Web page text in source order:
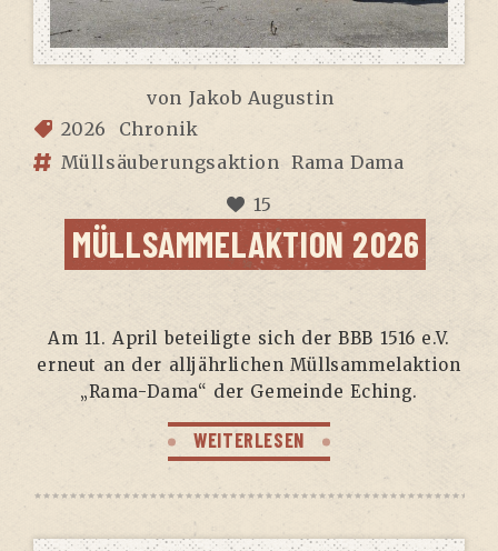
von Jakob Augustin
2026
Chronik
Müllsäuberungsaktion Rama Dama
15
MÜLL­SAM­MEL­AK­TI­ON 2026
Am 11. April betei­lig­te sich der BBB 1516 e.V.
erneut an der all­jähr­li­chen Müll­sam­mel­ak­ti­on
„Rama-Dama“ der Gemein­de Eching.
WEITERLESEN